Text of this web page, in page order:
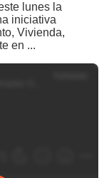
lunes la
iniciativa
Vivienda,
en ...